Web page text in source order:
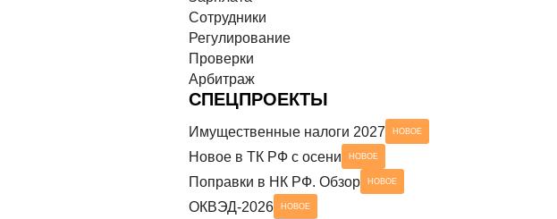
НОВОЕ
ДЛЯ БУХГАЛТЕРА
Сотрудники
Регулирование
Проверки
Арбитраж
СПЕЦПРОЕКТЫ
Имущественные налоги 2027 НОВОЕ
Новое в ТК РФ с осени НОВОЕ
Поправки в НК РФ. Обзор НОВОЕ
ОКВЭД-2026 НОВОЕ